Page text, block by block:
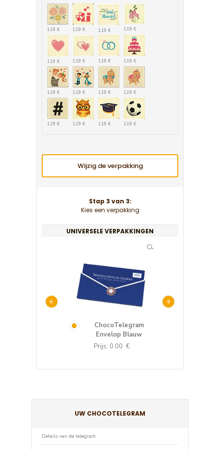
1.19 € 1.19 € 1.19 € 1.19 €
1.19 € 1.19 € 1.19 € 1.19 €
1.19 € 1.19 € 1.19 € 1.19 €
1.19 € 1.19 € 1.19 € 1.19 €
Wijzig de verpakking
Stap 3 van 3:
Kies een verpakking
UNIVERSELE VERPAKKINGEN
ChocoTelegram
Envelop Blauw
Prijs: 0.00 €
UW CHOCOTELEGRAM
Details van de telegram